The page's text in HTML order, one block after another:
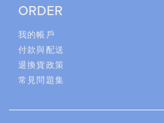
ORDER
我的帳戶
付款與配送
退換貨政策
常見問題集